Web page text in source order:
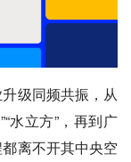
级同频共振，从
水立方”，再到广
离不开其中央空